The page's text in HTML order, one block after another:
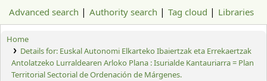
Advanced search Authority search Tag cloud Libraries
Home
Details for: Euskal Autonomi Elkarteko Ibaiertzak eta Errekaertzak
Antolatzeko Lurraldearen Arloko Plana : Isurialde Kantauriarra = Plan
Territorial Sectorial de Ordenación de Márgenes.